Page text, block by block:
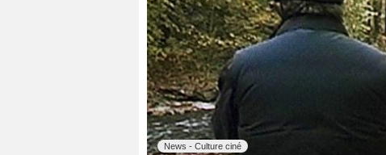
News - Culture ciné